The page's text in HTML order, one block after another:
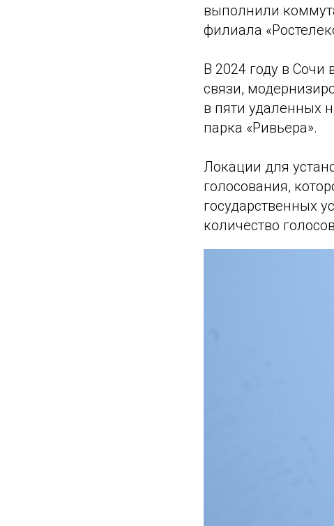
выполнили
филиала
В 2024 году в
связи,
в пяти удаленных
парка «Ривьера».
Локации для
голосования,
государственных
количество